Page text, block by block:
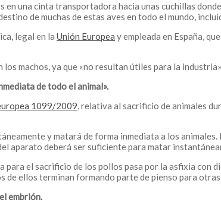
una cinta transportadora hacia unas cuchillas
de muchas de estas aves en todo el mundo,
legal en la Unión Europea y empleada en España,
machos, ya que «no resultan útiles para la
de todo el animal».
1099/2009, relativa al sacrificio de animales
y matará de forma inmediata a los
aparato deberá ser suficiente para matar
para el sacrificio de los pollos pasa por la asfixia
de ellos terminan formando parte de pienso para
embrión.